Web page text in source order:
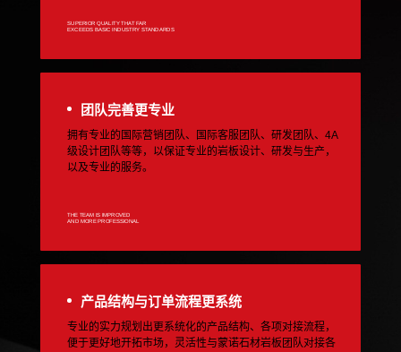
SUPERIOR QUALITY THAT FAR
EXCEEDS BASIC INDUSTRY STANDARDS
团队完善更专业
拥有专业的国际营销团队、国际客服团队、研发团队、4A
级设计团队等等，以保证专业的岩板设计、研发与生产，
以及专业的服务。
THE TEAM IS IMPROVED
AND MORE PROFESSIONAL
产品结构与订单流程更系统
专业的实力规划出更系统化的产品结构、各项对接流程，
便于更好地开拓市场，灵活性与蒙诺石材岩板团队对接各